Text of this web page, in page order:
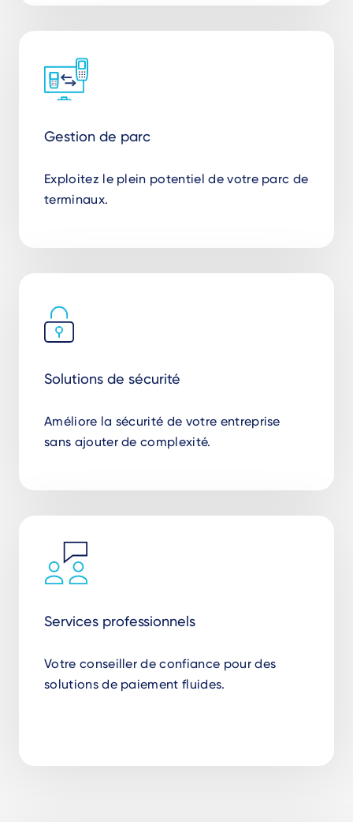
Gestion de parc
Exploitez le plein potentiel de votre parc de
terminaux.
Solutions de sécurité
Améliore la sécurité de votre entreprise
sans ajouter de complexité.
Services professionnels
Votre conseiller de confiance pour des
solutions de paiement fluides.